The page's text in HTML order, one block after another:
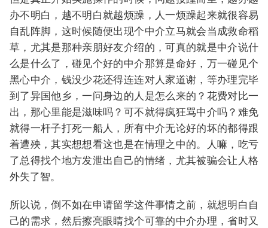
办不明白，越不明白就越烦躁，人一烦躁起来就很容易
自乱阵脚，这时候随便出现个中介立马就会当成救命稻
草，尤其是那种亲朋好友介绍的，可真的就是中介说什
么是什么了，碰见个好的中介那算是命好，万一碰见个
黑心中介，钱没少花还得连连对人家道谢，等办理完毕
到了异国他乡，一问身边的人是怎么来的？花费对比一
出，那心里能是滋味吗？可不就得疯狂骂中介吗？难免
就得一杆子打死一船人，所有中介无论好的坏的都得跟
着遭殃，其实想想看这也是在情理之中的。人嘛，吃亏
了总得找个地方发泄出自己的情绪，尤其被骗会让人格
外失了智。
所以说，倒不如在申请留学这件事情之前，就想明白自
己的需求，然后擦亮眼睛找个可靠的中介办理，省时又